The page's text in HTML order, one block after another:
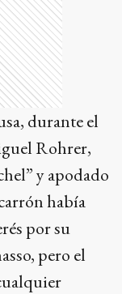
durante el
Rohrer,
y apodado
había
por su
pero el